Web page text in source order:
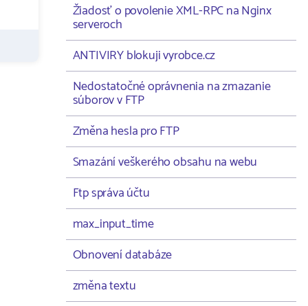
Žiadosť o povolenie XML-RPC na Nginx
serveroch
ANTIVIRY blokuji vyrobce.cz
Nedostatočné oprávnenia na zmazanie
súborov v FTP
Změna hesla pro FTP
Smazání veškerého obsahu na webu
Ftp správa účtu
max_input_time
Obnovení databáze
změna textu